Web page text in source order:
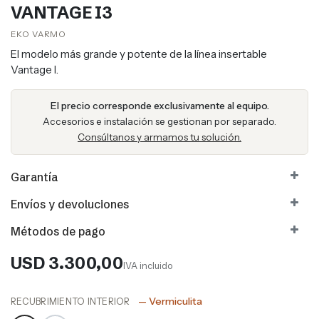
VANTAGE I3
EKO VARMO​​
El modelo más grande y potente de la línea insertable
Vantage I.
El precio corresponde exclusivamente al equipo.
Accesorios e instalación se gestionan por separado.
Consúltanos y armamos tu solución.
Garantía
Envíos y devoluciones
Métodos de pago
USD 3.300,00 IVA incluido
RECUBRIMIENTO INTERIOR — Vermiculita